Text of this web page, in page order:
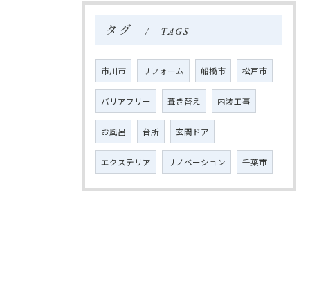
タグ TAGS
市川市 リフォーム 船橋市 松戸市
バリアフリー 葺き替え 内装工事
お風呂 台所 玄関ドア
エクステリア リノベーション 千葉市